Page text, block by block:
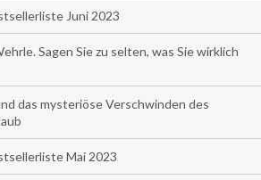
Juni 2023
Sagen Sie zu selten, was Sie wirklich
das mysteriöse Verschwinden des
Mai 2023